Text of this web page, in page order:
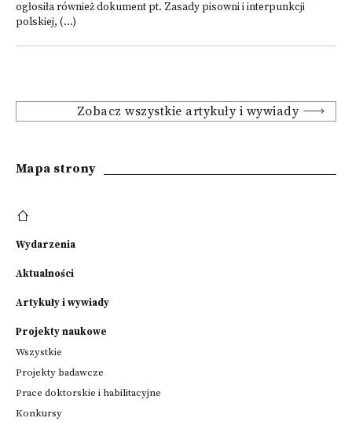
ogłosiła również dokument pt. Zasady pisowni i interpunkcji
polskiej, (...)
Zobacz wszystkie artykuły i wywiady
Mapa strony
Wydarzenia
Aktualności
Artykuły i wywiady
Projekty naukowe
Wszystkie
Projekty badawcze
Prace doktorskie i habilitacyjne
Konkursy